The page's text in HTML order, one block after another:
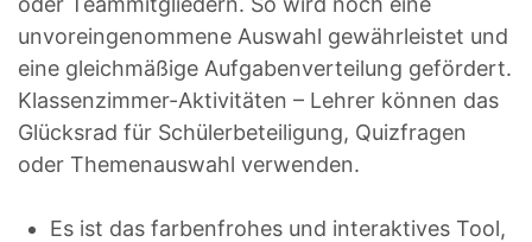
unvoreingenommene Auswahl gewährleistet und
eine gleichmäßige Aufgabenverteilung gefördert.
Klassenzimmer-Aktivitäten – Lehrer können das
Glücksrad für Schülerbeteiligung, Quizfragen
oder Themenauswahl verwenden.
Es ist das farbenfrohes und interaktives Tool,